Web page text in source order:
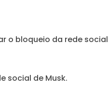
o bloqueio da rede social
social de Musk.